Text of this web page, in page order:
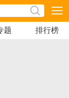
题 排行榜